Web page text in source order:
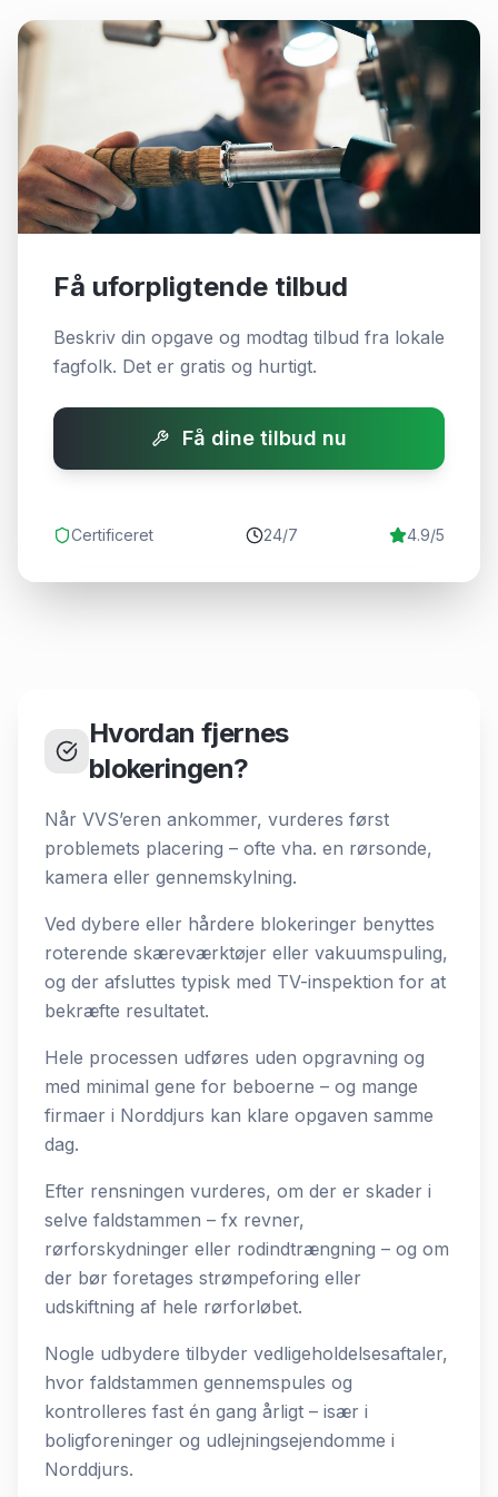
Få uforpligtende tilbud
Beskriv din opgave og modtag tilbud fra lokale
fagfolk. Det er gratis og hurtigt.
Få dine tilbud nu
Certificeret 24/7 4.9/5
Hvordan fjernes
blokeringen?
Når VVS’eren ankommer, vurderes først
problemets placering – ofte vha. en rørsonde,
kamera eller gennemskylning.
Ved dybere eller hårdere blokeringer benyttes
roterende skæreværktøjer eller vakuumspuling,
og der afsluttes typisk med TV-inspektion for at
bekræfte resultatet.
Hele processen udføres uden opgravning og
med minimal gene for beboerne – og mange
firmaer i Norddjurs kan klare opgaven samme
dag.
Efter rensningen vurderes, om der er skader i
selve faldstammen – fx revner,
rørforskydninger eller rodindtrængning – og om
der bør foretages strømpeforing eller
udskiftning af hele rørforløbet.
Nogle udbydere tilbyder vedligeholdelsesaftaler,
hvor faldstammen gennemspules og
kontrolleres fast én gang årligt – især i
boligforeninger og udlejningsejendomme i
Norddjurs.